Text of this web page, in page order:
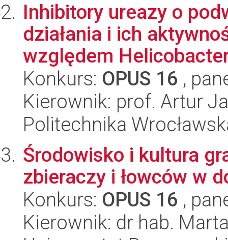
Inhibitory ureazy o
działania i ich
względem
Konkurs: OPUS 16 ,
Kierownik: prof. Artur
Politechnika
Środowisko i kultura
zbieraczy i łowców w
Konkurs: OPUS 16 ,
Kierownik: dr hab.